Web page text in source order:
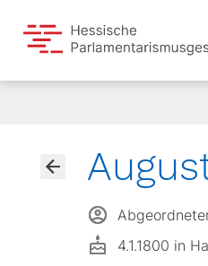
4.1.1800 in